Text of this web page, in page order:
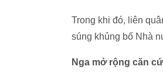
Trong khi đó, liên
súng khủng bố Nhà
Nga mở rộng căn